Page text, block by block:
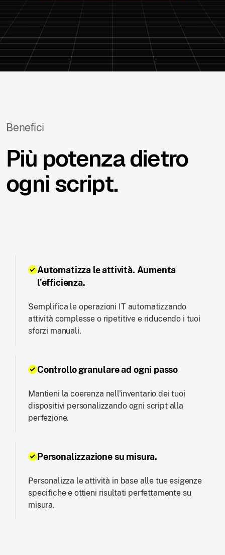
Benefici
Più potenza dietro
ogni script.
Automatizza le attività. Aumenta
l'efficienza.
Semplifica le operazioni IT automatizzando
attività complesse o ripetitive e riducendo i tuoi
sforzi manuali.
Controllo granulare ad ogni passo
Mantieni la coerenza nell'inventario dei tuoi
dispositivi personalizzando ogni script alla
perfezione.
Personalizzazione su misura.
Personalizza le attività in base alle tue esigenze
specifiche e ottieni risultati perfettamente su
misura.